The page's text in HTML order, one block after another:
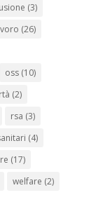
(3)
(26)
oss(10)
(2)
rsa (3)
(4)
(17)
welfare (2)